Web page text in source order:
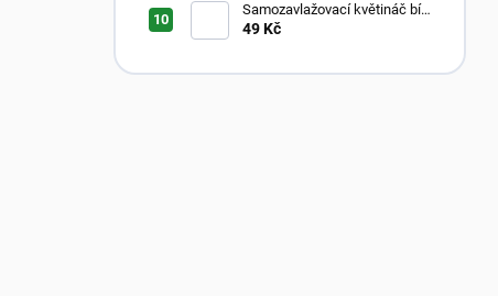
Samozavlažovací květináč bílý
s průhledným vnitřkem
49 Kč